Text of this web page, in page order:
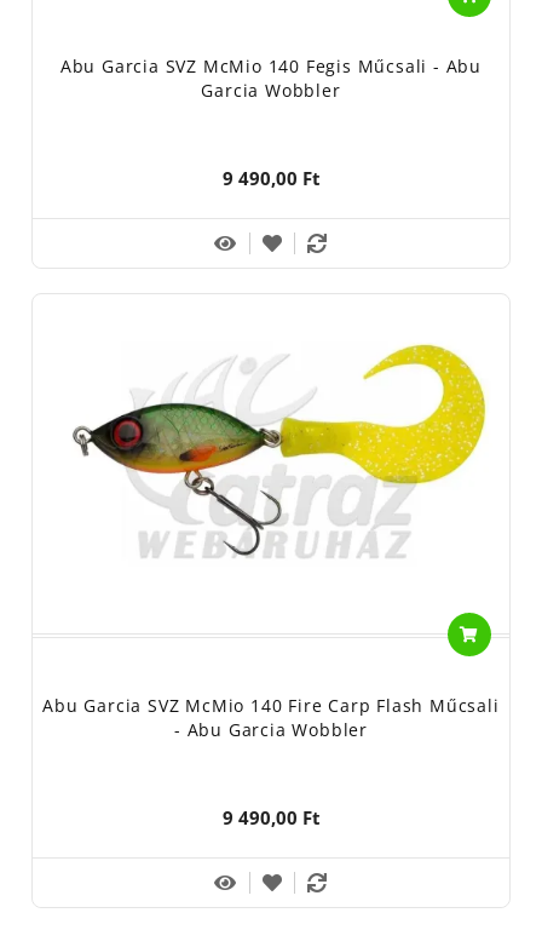
Abu Garcia SVZ McMio 140 Fegis Műcsali - Abu
Garcia Wobbler
9 490,00 Ft
Abu Garcia SVZ McMio 140 Fire Carp Flash Műcsali
- Abu Garcia Wobbler
9 490,00 Ft